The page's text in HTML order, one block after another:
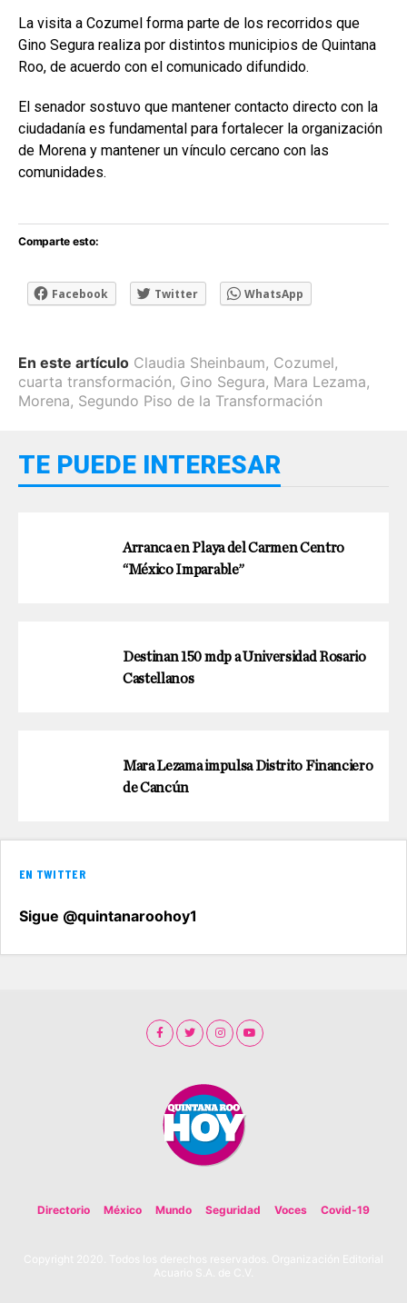
La visita a Cozumel forma parte de los recorridos que
Gino Segura realiza por distintos municipios de Quintana
Roo, de acuerdo con el comunicado difundido.
El senador sostuvo que mantener contacto directo con la
ciudadanía es fundamental para fortalecer la organización
de Morena y mantener un vínculo cercano con las
comunidades.
Comparte esto:
Facebook Twitter WhatsApp
En este artículo Claudia Sheinbaum, Cozumel,
cuarta transformación, Gino Segura, Mara Lezama,
Morena, Segundo Piso de la Transformación
TE PUEDE INTERESAR
Arranca en Playa del Carmen Centro
“México Imparable”
Destinan 150 mdp a Universidad Rosario
Castellanos
Mara Lezama impulsa Distrito Financiero
de Cancún
EN TWITTER
Sigue @quintanaroohoy1
Directorio México Mundo Seguridad Voces Covid-19